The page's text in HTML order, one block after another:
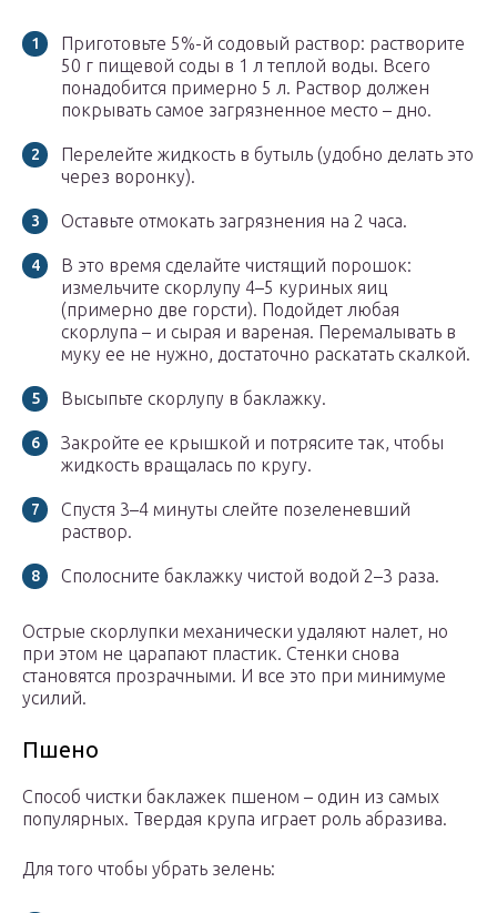
Приготовьте 5%-й содовый раствор: растворите
50 г пищевой соды в 1 л теплой воды. Всего
понадобится примерно 5 л. Раствор должен
покрывать самое загрязненное место – дно.
Перелейте жидкость в бутыль (удобно делать это
через воронку).
Оставьте отмокать загрязнения на 2 часа.
В это время сделайте чистящий порошок:
измельчите скорлупу 4–5 куриных яиц
(примерно две горсти). Подойдет любая
скорлупа – и сырая и вареная. Перемалывать в
муку ее не нужно, достаточно раскатать скалкой.
Высыпьте скорлупу в баклажку.
Закройте ее крышкой и потрясите так, чтобы
жидкость вращалась по кругу.
Спустя 3–4 минуты слейте позеленевший
раствор.
Сполосните баклажку чистой водой 2–3 раза.
Острые скорлупки механически удаляют налет, но
при этом не царапают пластик. Стенки снова
становятся прозрачными. И все это при минимуме
усилий.
Пшено
Способ чистки баклажек пшеном – один из самых
популярных. Твердая крупа играет роль абразива.
Для того чтобы убрать зелень: